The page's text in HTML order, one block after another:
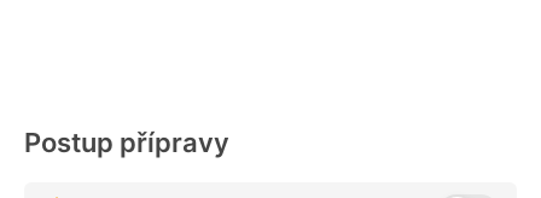
Postup přípravy